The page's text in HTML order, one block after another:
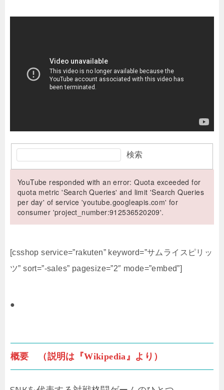
検索
YouTube responded with an error: Quota exceeded for
quota metric 'Search Queries' and limit 'Search Queries
per day' of service 'youtube.googleapis.com' for
consumer 'project_number:912536520209'.
[csshop service=”rakuten” keyword=”サムライスピリッ
ツ” sort=”-sales” pagesize=”2″ mode=”embed”]
●
概要 （説明は『Wikipedia』より）